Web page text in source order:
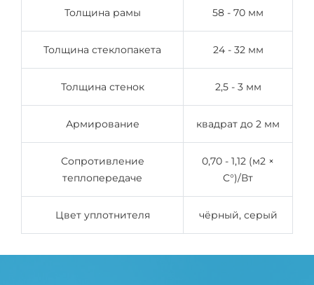
Толщина рамы 58 - 70 мм
Толщина стеклопакета 24 - 32 мм
Толщина стенок 2,5 - 3 мм
Армирование квадрат до 2 мм
Сопротивление
теплопередаче
0,70 - 1,12 (м2 ×
C°)/Вт
Цвет уплотнителя чёрный, серый